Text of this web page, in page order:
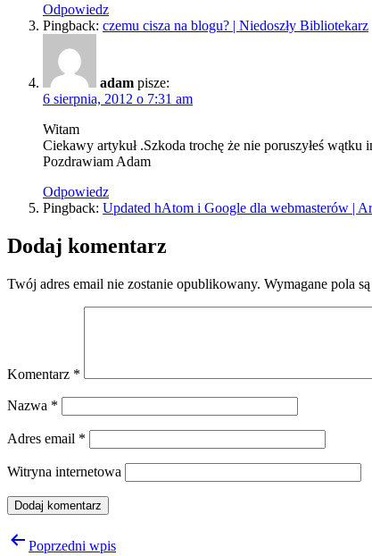
Odpowiedz
Pingback: czemu cisza na blogu? | Niedoszły Bibliotekarz
adam pisze:
6 sierpnia, 2012 o 7:31 am
Witam
Ciekawy artykuł .Szkoda trochę że nie poruszyłeś
Pozdrawiam Adam
Odpowiedz
Pingback: Updated hAtom i Google dla webmasterów |
Dodaj komentarz
Twój adres email nie zostanie opublikowany. Wymagane pola
Komentarz *
Nazwa *
Adres email *
Witryna internetowa
Nawigacja
Poprzedni wpis